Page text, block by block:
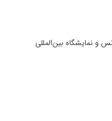
و نمایشگاه بین‌المللی